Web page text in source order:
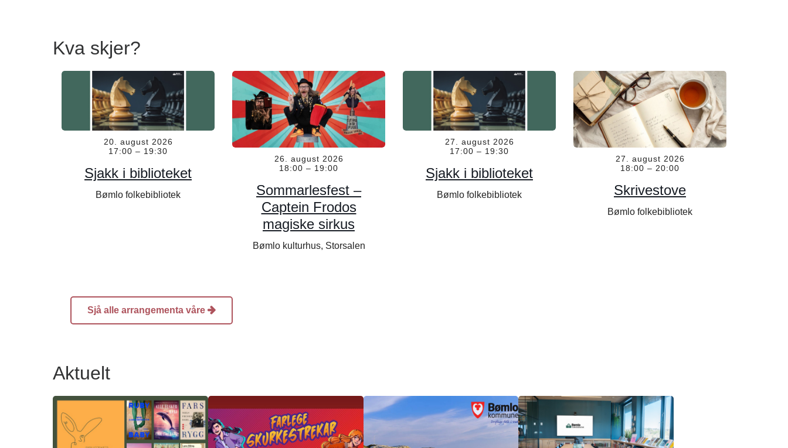
Kva skjer?
20. august 2026
17:00 – 19:30
Sjakk i biblioteket
Bømlo folkebibliotek
26. august 2026
18:00 – 19:00
Sommarlesfest –
Captein Frodos
magiske sirkus
Bømlo kulturhus, Storsalen
27. august 2026
17:00 – 19:30
Sjakk i biblioteket
Bømlo folkebibliotek
27. august 2026
18:00 – 20:00
Skrivestove
Bømlo folkebibliotek
Sjå alle arrangementa våre
Aktuelt